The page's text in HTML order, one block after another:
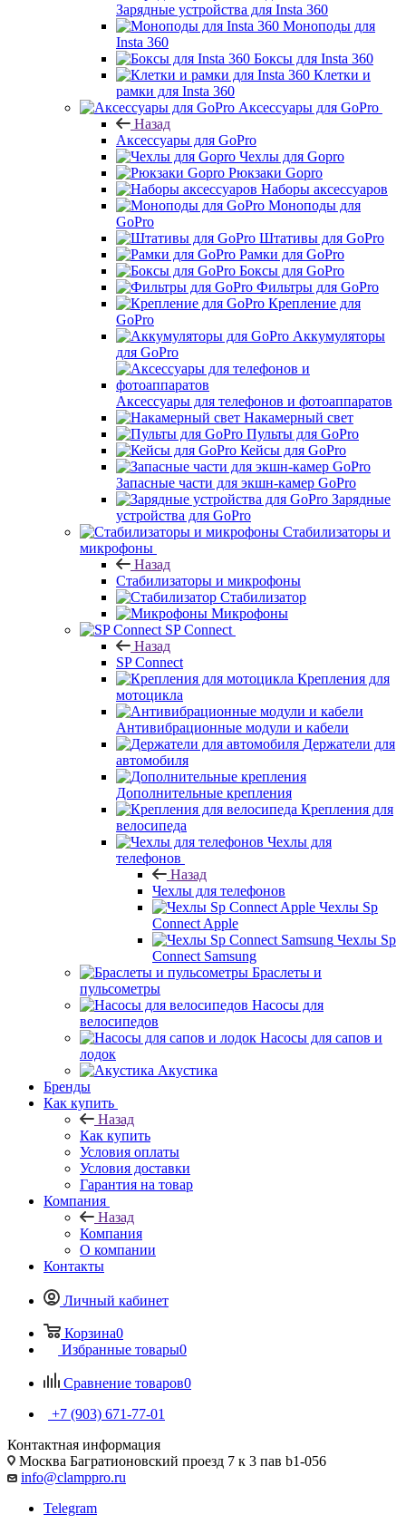
Зарядные устройства для Insta 360
Моноподы для
Insta 360
Боксы для Insta 360
Клетки и
рамки для Insta 360
Аксессуары для GoPro
Назад
Аксессуары для GoPro
Чехлы для Gopro
Рюкзаки Gopro
Наборы аксессуаров
Моноподы для
GoPro
Штативы для GoPro
Рамки для GoPro
Боксы для GoPro
Фильтры для GoPro
Крепление для
GoPro
Аккумуляторы
для GoPro
Аксессуары для телефонов и фотоаппаратов
Накамерный свет
Пульты для GoPro
Кейсы для GoPro
Запасные части для экшн-камер GoPro
Зарядные
устройства для GoPro
Стабилизаторы и
микрофоны
Назад
Стабилизаторы и микрофоны
Стабилизатор
Микрофоны
SP Connect
Назад
SP Connect
Крепления для
мотоцикла
Антивибрационные модули и кабели
Держатели для
автомобиля
Дополнительные крепления
Крепления для
велосипеда
Чехлы для
телефонов
Назад
Чехлы для телефонов
Чехлы Sp
Connect Apple
Чехлы Sp
Connect Samsung
Браслеты и
пульсометры
Насосы для
велосипедов
Насосы для сапов и
лодок
Акустика
Бренды
Как купить
Назад
Как купить
Условия оплаты
Условия доставки
Гарантия на товар
Компания
Назад
Компания
О компании
Контакты
Личный кабинет
Корзина0
Избранные товары0
Сравнение товаров0
+7 (903) 671-77-01
Контактная информация
Москва Багратионовский проезд 7 к 3 пав b1-056
info@clamppro.ru
Telegram